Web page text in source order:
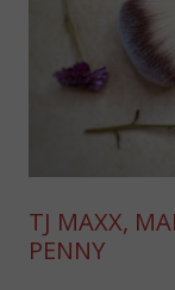
TJ MAXX,
PENNY